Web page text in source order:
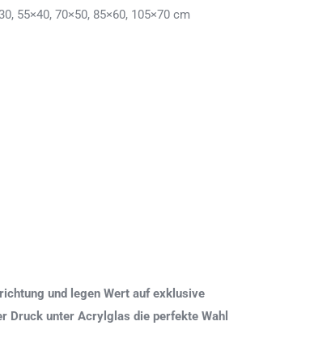
55×40, 70×50, 85×60, 105×70 cm
und legen Wert auf exklusive
Druck unter Acrylglas die perfekte Wahl